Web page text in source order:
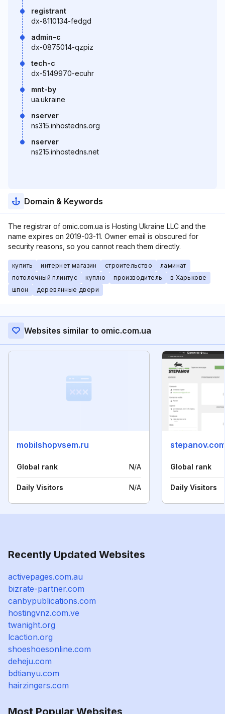
registrant
dx-8110134-fedgd
admin-c
dx-0875014-qzpiz
tech-c
dx-5149970-ecuhr
mnt-by
ua.ukraine
nserver
ns315.inhostedns.org
nserver
ns215.inhostedns.net
Domain & Keywords
The registrar of omic.com.ua is Hosting Ukraine LLC and the
name expires on 2019-03-11. Owner email is obscured for
security reasons, so you cannot reach them directly.
купить интернет магазин строительство
ламинат
потолочный плинтус
куплю производитель
в Харькове
шпон
деревянные двери
Websites similar to omic.com.ua
mobilshopvsem.ru
Global rank N/A
Daily Visitors N/A
Global rank
Daily Visitors
Recently Updated Websites
activepages.com.au
bizrate-partner.com
canbypublications.com
hostingvnz.com.ve
twanight.org
lcaction.org
shoeshoesonline.com
deheju.com
bdtianyu.com
hairzingers.com
Most Popular Websites